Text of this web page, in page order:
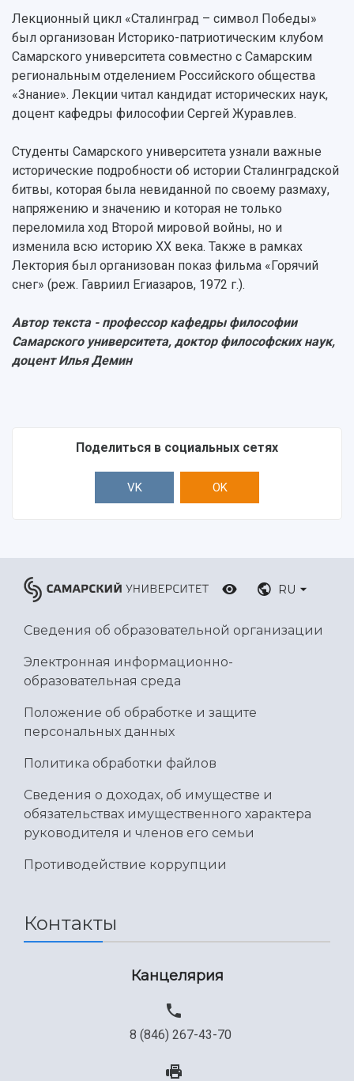
Заслуженные деятели
Структура университета
Институты и факультеты
Научные подразделения
Отделы и службы
Институт искусственного интеллекта
Инжиниринговый центр
Аграрный карбоновый полигон
Архив
Фирменный стиль
Устойчивое развитие
Кампус
3D-тур по университету
Музеи
Международный межвузовский кампус
Сведения об образовательной организации
Подкасты
Просветительский проект "Одержимы
Стипендии
Тестирование иностранных граждан на
знание русского языка, истории России и
основ законодательства РФ
Платные образовательные услуги
Скидки на обучение
Подготовительные курсы
Библиотека
Видеолекции
Научно-исследовательские подразделения
Структурная схема управления научно-
исследовательской деятельностью
Материальная база
Подразделения научного обслуживания
Организационные документы
Результаты научно-исследовательской
деятельности
Научно-технические разработки
Конкурсы научных проектов и грантов
Областной конкурс "Молодой учёный"
Отчеты о научно-исследовательской
деятельности
Журналы Самарского университета
Патенты
Публикации и издания
Отчеты о проведенных конференциях
Лекционный цикл «Сталинград – символ Победы»
был организован Историко-патриотическим клубом
Самарского университета совместно с Самарским
региональным отделением Российского общества
«Знание». Лекции читал кандидат исторических наук,
доцент кафедры философии Сергей Журавлев.
Студенты Самарского университета узнали важные
исторические подробности об истории Сталинградской
битвы, которая была невиданной по своему размаху,
напряжению и значению и которая не только
переломила ход Второй мировой войны, но и
изменила всю историю XX века. Также в рамках
Лектория был организован показ фильма «Горячий
снег» (реж. Гавриил Егиазаров, 1972 г.).
Автор текста - профессор кафедры философии
Самарского университета, доктор философских наук,
доцент Илья Демин
Поделиться в социальных сетях
VK OK
RU
Сведения об образовательной организации
Электронная информационно-
образовательная среда
Положение об обработке и защите
персональных данных
Политика обработки файлов
Сведения о доходах, об имуществе и
обязательствах имущественного характера
руководителя и членов его семьи
Противодействие коррупции
Контакты
Канцелярия
8 (846) 267-43-70